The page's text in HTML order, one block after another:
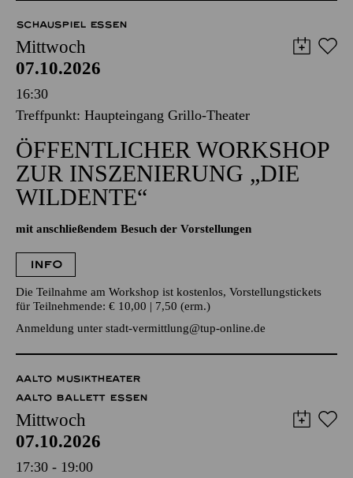
8,00€
SCHAUSPIEL ESSEN
Mittwoch
07.10.2026
16:30
Treffpunkt: Haupteingang Grillo-Theater
ÖFFENTLICHER WORKSHOP
ZUR INSZENIERUNG „DIE
mit anschließendem Besuch der Vorstellungen
INFO
für Teilnehmende: € 10,00 | 7,50 (erm.)
Anmeldung unterstadt-vermittlung@tup-online.de
AALTO MUSIKTHEATER
AALTO BALLETT ESSEN
Mittwoch